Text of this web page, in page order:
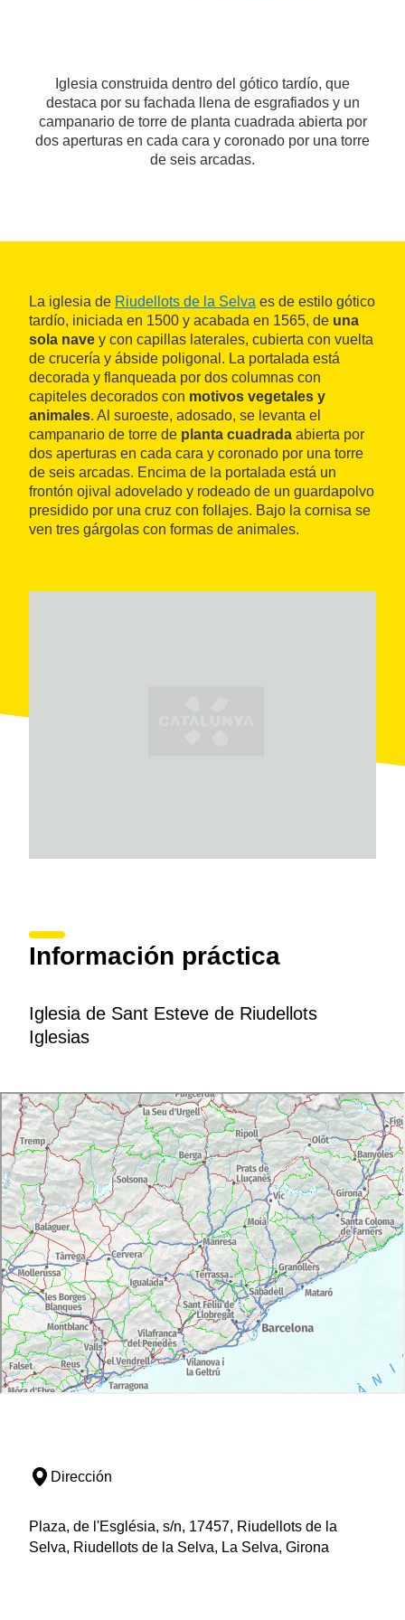
Iglesia construida dentro del gótico tardío, que
destaca por su fachada llena de esgrafiados y un
campanario de torre de planta cuadrada abierta por
dos aperturas en cada cara y coronado por una torre
de seis arcadas.
La iglesia de Riudellots de la Selva es de estilo gótico
tardío, iniciada en 1500 y acabada en 1565, de una
sola nave y con capillas laterales, cubierta con vuelta
de crucería y ábside poligonal. La portalada está
decorada y flanqueada por dos columnas con
capiteles decorados con motivos vegetales y
animales. Al suroeste, adosado, se levanta el
campanario de torre de planta cuadrada abierta por
dos aperturas en cada cara y coronado por una torre
de seis arcadas. Encima de la portalada está un
frontón ojival adovelado y rodeado de un guardapolvo
presidido por una cruz con follajes. Bajo la cornisa se
ven tres gárgolas con formas de animales.
Información práctica
Iglesia de Sant Esteve de Riudellots
Iglesias
Dirección
Plaza, de l'Església, s/n, 17457, Riudellots de la
Selva, Riudellots de la Selva, La Selva, Girona